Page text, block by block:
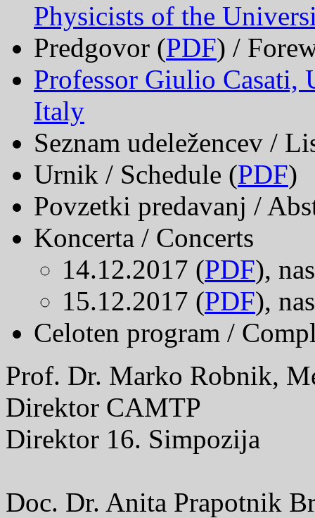
Physicists of the
Predgovor (PDF) /
Professor Giulio
Italy
Seznam udeležencev /
Urnik / Schedule (PDF)
Povzetki predavanj /
Koncerta / Concerts
14.12.2017 (PDF),
15.12.2017 (PDF),
Celoten program /
Prof. Dr. Marko Robnik,
Direktor CAMTP
Direktor 16. Simpozija
Doc. Dr. Anita Prapotnik